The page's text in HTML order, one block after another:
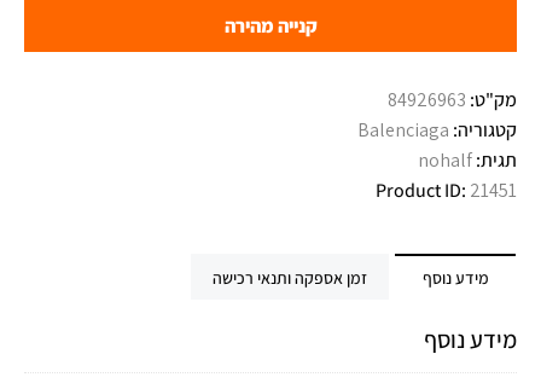
קנייה מהירה
מק"ט: 84926963
קטגוריה: Balenciaga
תגית:nohalf
Product ID: 21451
מידע נוסף זמן אספקה ותנאי רכישה
מידע נוסף